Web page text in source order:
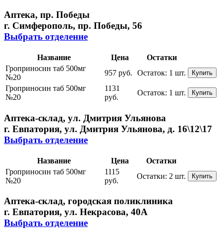
Аптека, пр. Победы
г. Симферополь, пр. Победы, 56
Выбрать отделение
Название Цена
Остатки
Гроприносин таб 500мг
№20
957 руб. Остаток: 1 шт. Купить
Гроприносин таб 500мг
№20
1131
руб.
Остаток: 1 шт. Купить
Аптека-склад, ул. Дмитрия Ульянова
г. Евпатория, ул. Дмитрия Ульянова, д. 16\12\17
Выбрать отделение
Название Цена
Остатки
Гроприносин таб 500мг
№20
1115
руб.
Остатки: 2 шт. Купить
Аптека-склад, городская поликлиника
г. Евпатория, ул. Некрасова, 40A
Выбрать отделение